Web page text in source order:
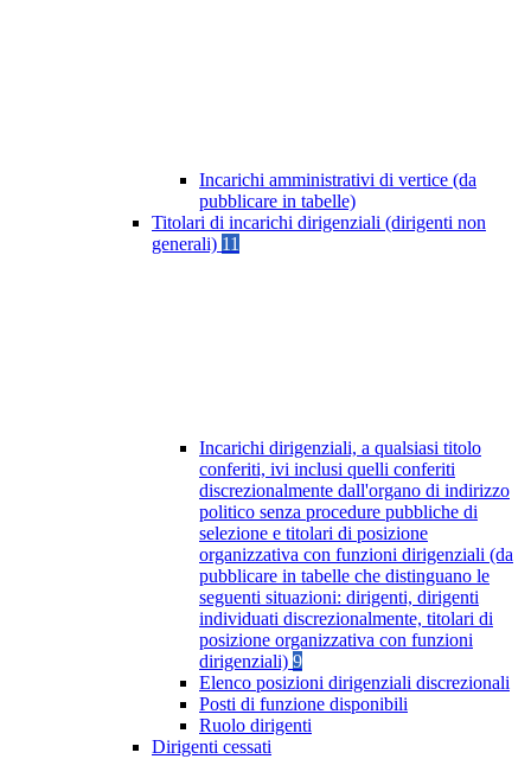
Incarichi amministrativi di vertice (da
pubblicare in tabelle)
Titolari di incarichi dirigenziali (dirigenti non
generali) 11
Incarichi dirigenziali, a qualsiasi titolo
conferiti, ivi inclusi quelli conferiti
discrezionalmente dall'organo di indirizzo
politico senza procedure pubbliche di
selezione e titolari di posizione
organizzativa con funzioni dirigenziali (da
pubblicare in tabelle che distinguano le
seguenti situazioni: dirigenti, dirigenti
individuati discrezionalmente, titolari di
posizione organizzativa con funzioni
dirigenziali) 9
Elenco posizioni dirigenziali discrezionali
Posti di funzione disponibili
Ruolo dirigenti
Dirigenti cessati